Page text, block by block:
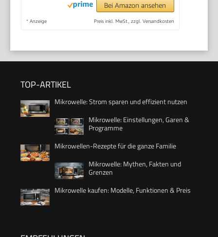
Bei Amazon ansehen
* Anzeige Preis inkl. MwSt., zzgl. Versandkosten
TOP-ARTIKEL
Mikrowelle: Strom sparen und effizient nutzen
Mikrowelle: Einstellungen, Garen &
Programme
Mikrowellen-Rezepte für die ganze Familie
Mikrowelle: Mythen, Fakten und
Grenzen
Mikrowelle kaufen: Modelle, Funktionen & Preis